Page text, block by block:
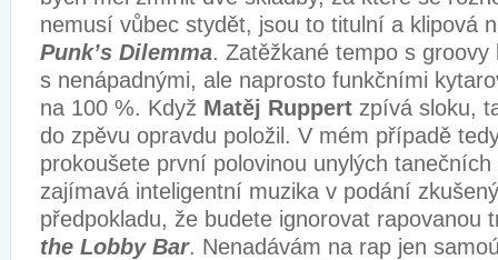
nemusí vůbec stydět, jsou to titulní a klipová
Punk’s Dilemma. Zatěžkané tempo s groovy
s nenápadnými, ale naprosto funkčními
na 100 %. Když Matěj Ruppert zpívá sloku,
do zpěvu opravdu položil. V mém případě
prokoušete první polovinou unylých
zajímavá inteligentní muzika v podání
předpokladu, že budete ignorovat rapovanou
the Lobby Bar. Nenadávám na rap jen